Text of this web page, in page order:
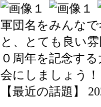
軍団名をみんな
と、とても良い
０周年を記念す
会にしましょう！
【最近の話題】